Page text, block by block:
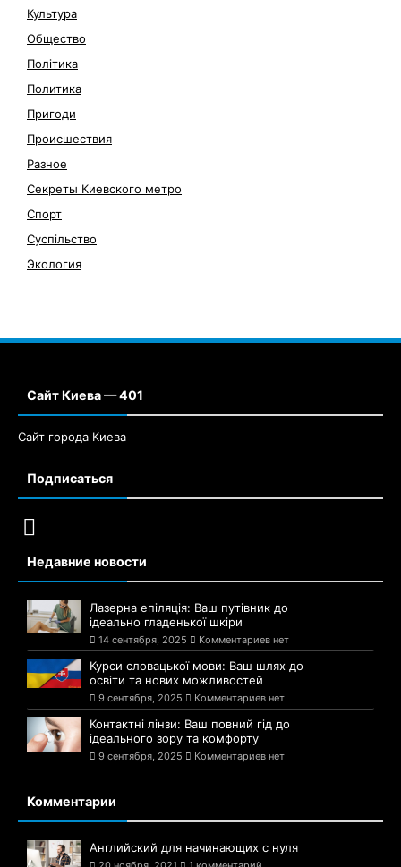
Культура
Общество
Політика
Политика
Пригоди
Происшествия
Разное
Секреты Киевского метро
Спорт
Суспільство
Экология
Сайт Киева — 401
Сайт города Киева
Подписаться
Недавние новости
Лазерна епіляція: Ваш путівник до
ідеально гладенької шкіри
14 сентября, 2025 Комментариев нет
Курси словацької мови: Ваш шлях до
освіти та нових можливостей
9 сентября, 2025 Комментариев нет
Контактні лінзи: Ваш повний гід до
ідеального зору та комфорту
9 сентября, 2025 Комментариев нет
Комментарии
Английский для начинающих с нуля